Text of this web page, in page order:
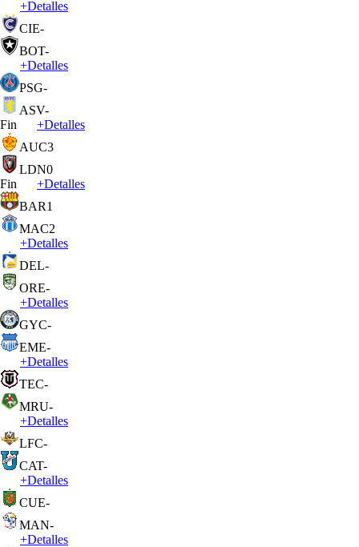
+Detalles
CIE-
BOT-
+Detalles
PSG-
ASV-
Fin
+Detalles
AUC3
LDN0
Fin
+Detalles
BAR1
MAC2
+Detalles
DEL-
ORE-
+Detalles
GYC-
EME-
+Detalles
TEC-
MRU-
+Detalles
LFC-
CAT-
+Detalles
CUE-
MAN-
+Detalles